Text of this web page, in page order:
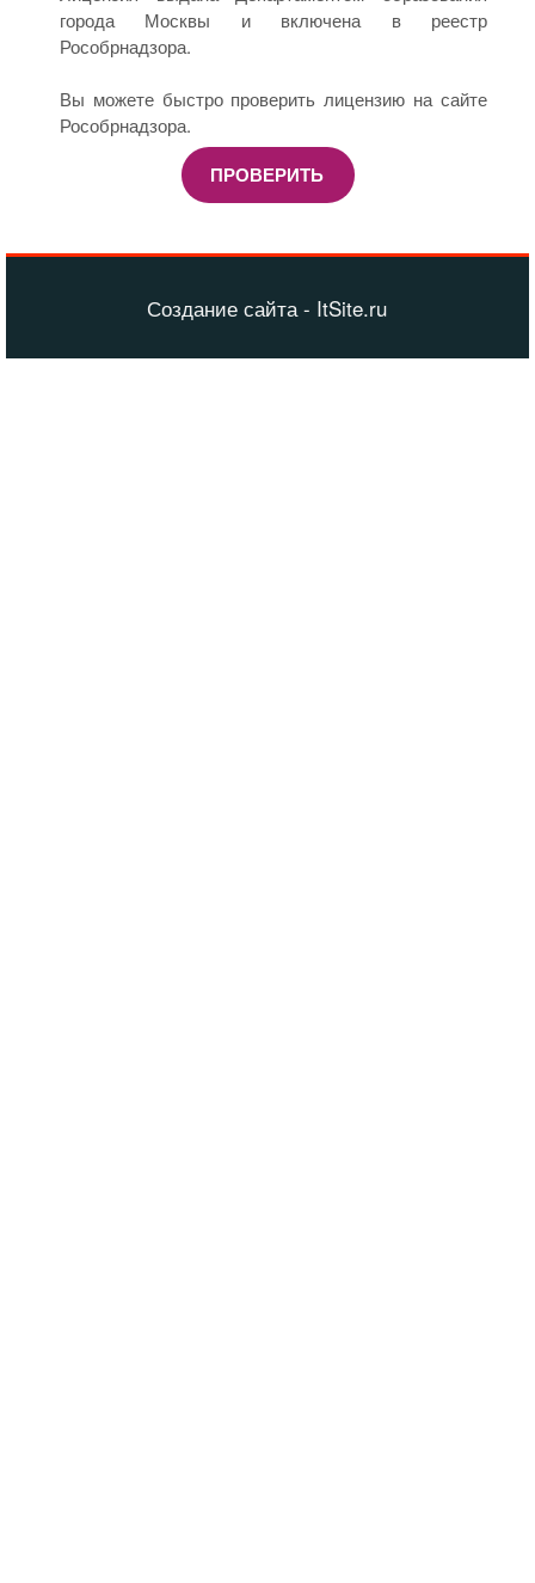
города Москвы и включена в реестр
Рособрнадзора.
Вы можете быстро проверить лицензию на сайте
Рособрнадзора.
ПРОВЕРИТЬ
Создание сайта - ItSite.ru